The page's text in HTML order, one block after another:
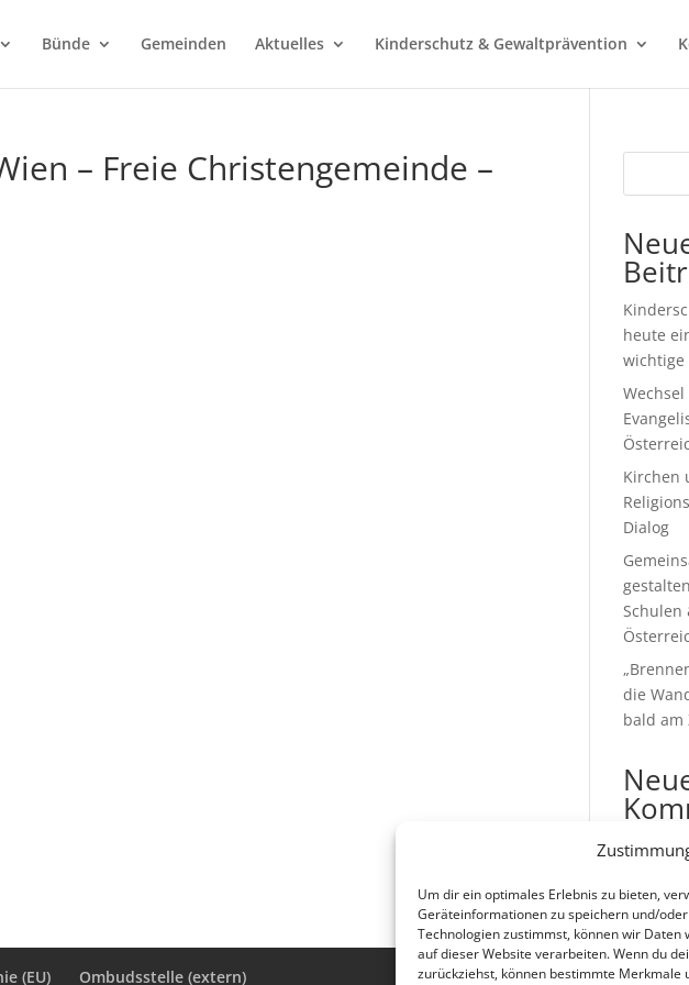
Um dir ein optimales Erlebnis zu bieten,
Geräteinformationen zu speichern und/
Technologien zustimmst, können wir
auf dieser Website verarbeiten. Wenn du
zurückziehst, können bestimmte Merkmale
Bünde Gemeinden Aktuelles Kinderschutz & Gewaltprävention
– Freie Christengemeinde –
heute
wichtige
Kirchen
Dialog
Schulen
die
bald am
Es sind
(EU) Ombudsstelle (extern)